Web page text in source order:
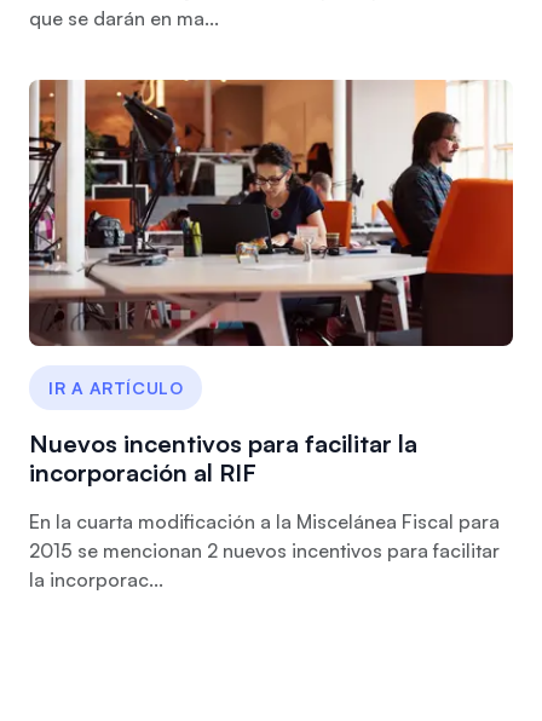
que se darán en ma...
IR A ARTÍCULO
Nuevos incentivos para facilitar la
incorporación al RIF
En la cuarta modificación a la Miscelánea Fiscal para
2015 se mencionan 2 nuevos incentivos para facilitar
la incorporac...